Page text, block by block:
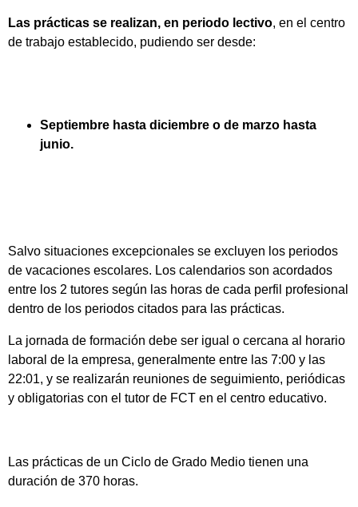
Las prácticas se realizan, en periodo lectivo, en el centro
de trabajo establecido, pudiendo ser desde:
Septiembre hasta diciembre o de marzo hasta
junio.
Salvo situaciones excepcionales se excluyen los periodos
de vacaciones escolares. Los calendarios son acordados
entre los 2 tutores según las horas de cada perfil profesional
dentro de los periodos citados para las prácticas.
La jornada de formación debe ser igual o cercana al horario
laboral de la empresa, generalmente entre las 7:00 y las
22:01, y se realizarán reuniones de seguimiento, periódicas
y obligatorias con el tutor de FCT en el centro educativo.
Las prácticas de un Ciclo de Grado Medio tienen una
duración de 370 horas.